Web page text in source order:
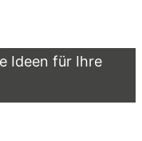
Ideen für Ihre